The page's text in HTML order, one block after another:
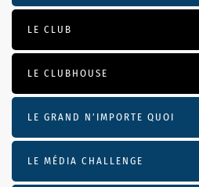
LE CLUB
LE CLUBHOUSE
LE GRAND N’IMPORTE QUOI
LE MÉDIA CHALLENGE